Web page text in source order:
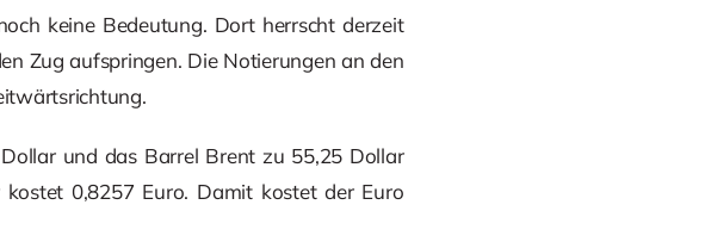
keine Bedeutung. Dort herrscht derzeit
Zug aufspringen. Die Notierungen an den
und das Barrel Brent zu 55,25 Dollar
0,8257 Euro. Damit kostet der Euro